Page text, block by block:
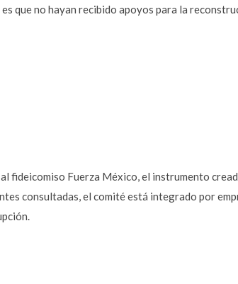
que no hayan recibido apoyos para la
fideicomiso Fuerza México, el instrumento
consultadas, el comité está integrado por